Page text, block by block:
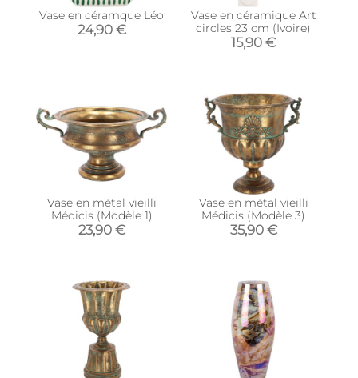
Vase en céramque Léo
24,90 €
Vase en céramique Art
circles 23 cm (Ivoire)
15,90 €
Vase en métal vieilli
Médicis (Modèle 1)
23,90 €
Vase en métal vieilli
Médicis (Modèle 3)
35,90 €